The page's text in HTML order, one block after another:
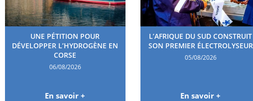
UNE PÉTITION POUR
DÉVELOPPER L’HYDROGÈNE EN
CORSE
06/08/2026
En savoir +
L’AFRIQUE DU SUD CONSTRUIT
SON PREMIER ÉLECTROLYSEUR
05/08/2026
En savoir +